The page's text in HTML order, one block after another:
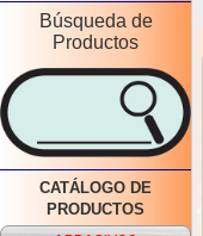
Búsqueda de
Productos
CATÁLOGO DE
PRODUCTOS